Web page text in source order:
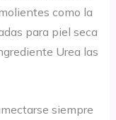
como la
para piel seca
Urea las
siempre